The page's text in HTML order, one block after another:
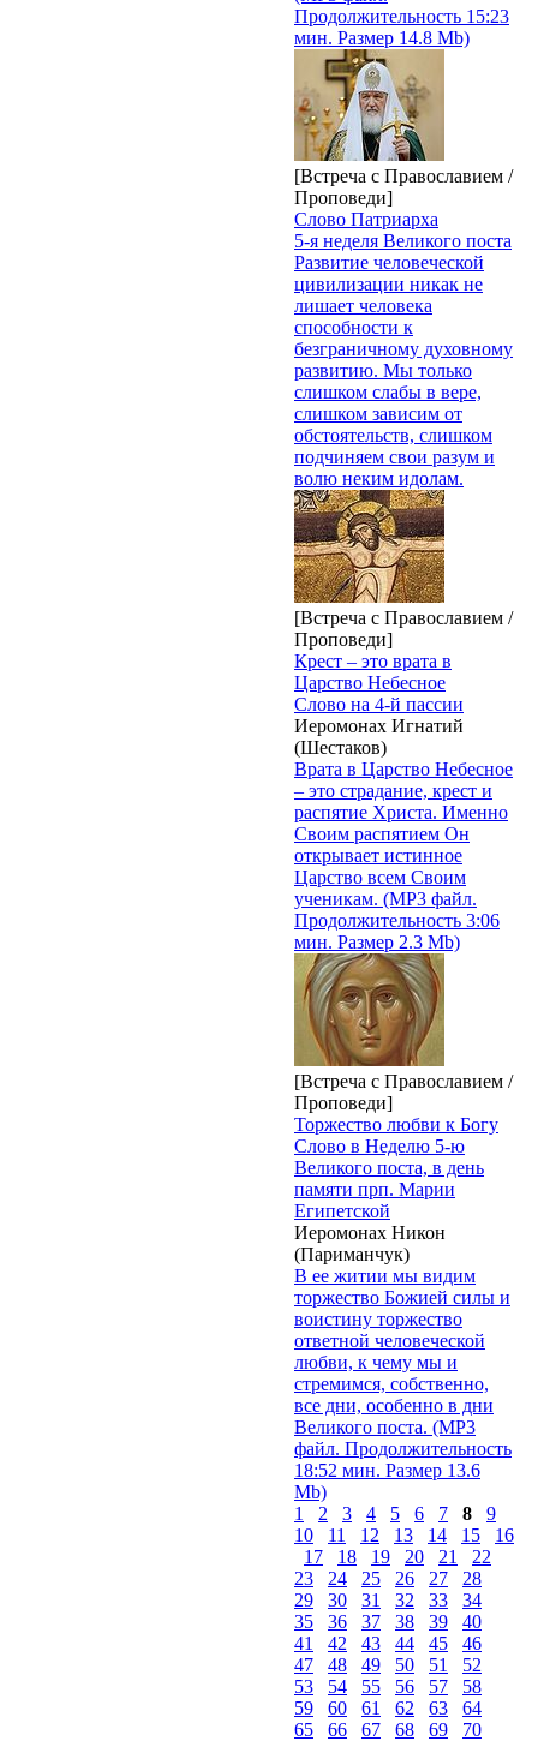
Продолжительность 15:23
мин. Размер 14.8 Mb)
[Встреча с Православием /
Проповеди]
Слово Патриарха
5-я неделя Великого поста
Развитие человеческой
цивилизации никак не
лишает человека
способности к
безграничному духовному
развитию. Мы только
слишком слабы в вере,
слишком зависим от
обстоятельств, слишком
подчиняем свои разум и
волю неким идолам.
[Встреча с Православием /
Проповеди]
Крест – это врата в
Царство Небесное
Слово на 4-й пассии
Иеромонах Игнатий
(Шестаков)
Врата в Царство Небесное
– это страдание, крест и
распятие Христа. Именно
Своим распятием Он
открывает истинное
Царство всем Своим
ученикам. (MP3 файл.
Продолжительность 3:06
мин. Размер 2.3 Mb)
[Встреча с Православием /
Проповеди]
Торжество любви к Богу
Слово в Неделю 5-ю
Великого поста, в день
памяти прп. Марии
Египетской
Иеромонах Никон
(Париманчук)
В ее житии мы видим
торжество Божией силы и
воистину торжество
ответной человеческой
любви, к чему мы и
стремимся, собственно,
все дни, особенно в дни
Великого поста. (MP3
файл. Продолжительность
18:52 мин. Размер 13.6
Mb)
1
2 3 4 5 6 7 8
9
10
11 12 13 14 15
16
17
18 19 20 21
22
23
24 25 26 27
28
29
30 31 32 33
34
35
36 37 38 39
40
41
42 43 44 45
46
47
48 49 50 51
52
53
54 55 56 57
58
59
60 61 62 63
64
65
66 67 68 69
70